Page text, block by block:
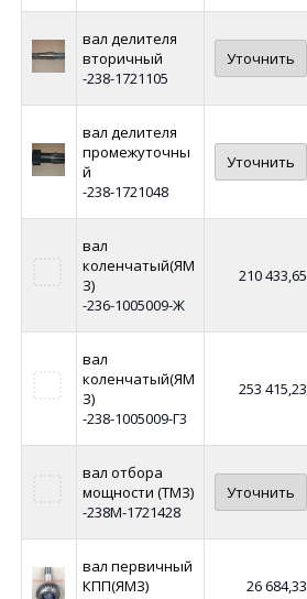
вал делителя
вторичный
-238-1721105
Уточнить
вал делителя
промежуточны
й
-238-1721048
Уточнить
вал
коленчатый(ЯМ
З)
-236-1005009-Ж
210 433,65
вал
коленчатый(ЯМ
З)
-238-1005009-Г3
253 415,23
вал отбора
мощности (ТМЗ)
-238М-1721428
Уточнить
вал первичный
КПП(ЯМЗ)
26 684,33